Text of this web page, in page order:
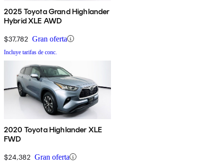
2025 Toyota Grand Highlander
Hybrid XLE AWD
$37,782 Gran oferta
Incluye tarifas de conc.
2020 Toyota Highlander XLE
FWD
$24,382 Gran oferta